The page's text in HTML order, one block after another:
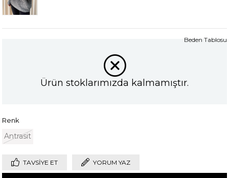
Ürün stoklarımızda kalmamıştır.
Renk
Antrasit
Beden Tablosu
TAVSIYE ET YORUM YAZ